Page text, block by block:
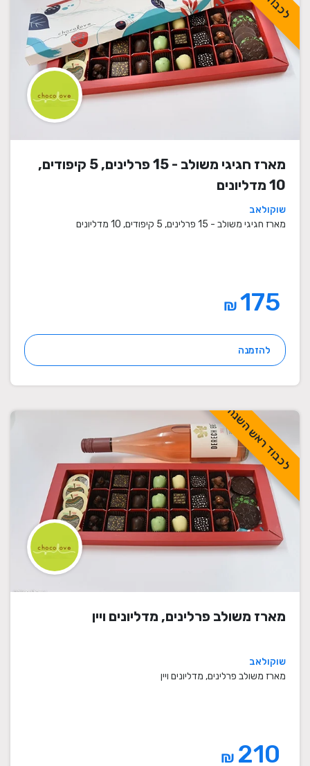
מארז חגיגי משולב - 15 פרלינים, 5 קיפודים,
10 מדליונים
שוקולאב
מארז חגיגי משולב - 15 פרלינים, 5 קיפודים, 10 מדליונים
₪
להזמנה
לכבוד ראש השנה
מארז משולב פרלינים, מדליונים ויין
שוקולאב
מארז משולב פרלינים, מדליונים ויין
₪